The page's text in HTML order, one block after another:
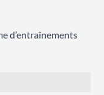
d’entraînements